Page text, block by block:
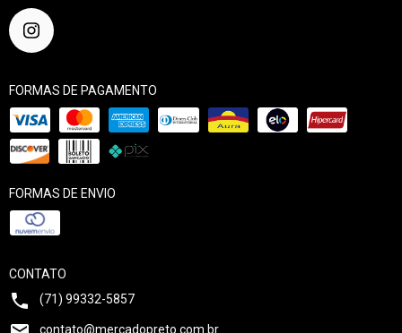
FORMAS DE PAGAMENTO
FORMAS DE ENVIO
CONTATO
(71) 99332-5857
contato@mercadopreto.com.br